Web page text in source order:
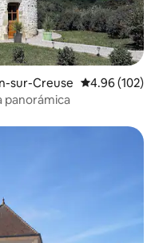
sur-Creuse Calificación
4.96 (102)
panorámica